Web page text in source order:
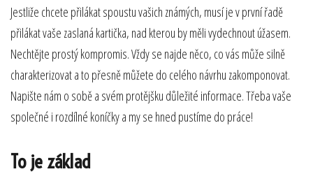
Jestliže chcete přilákat spoustu vašich známých, musí je v první řadě
přilákat vaše zaslaná kartička, nad kterou by měli vydechnout úžasem.
Nechtějte prostý kompromis. Vždy se najde něco, co vás může silně
charakterizovat a to přesně můžete do celého návrhu zakomponovat.
Napište nám o sobě a svém protějšku důležité informace. Třeba vaše
společné i rozdílné koníčky a my se hned pustíme do práce!
To je základ